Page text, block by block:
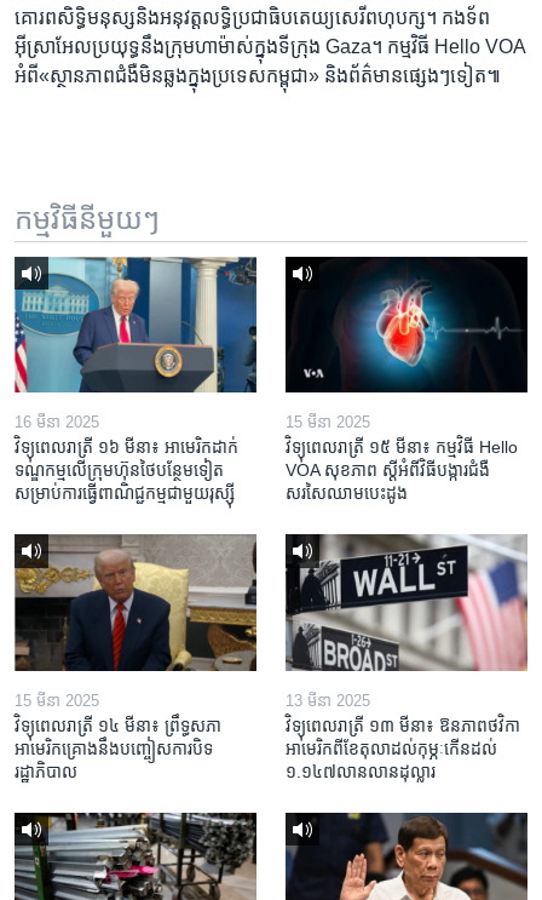
គោរព​សិទ្ធិ​មនុស្ស​និង​អនុវត្ត​លទ្ធិប្រជាធិបតេយ្យ​សេរី​ពហុបក្ស។ កងទ័ព​
អ៊ីស្រាអែល​​ប្រយុទ្ធ​នឹង​​ក្រុមហាម៉ាស់​ក្នុង​ទីក្រុង​ Gaza។ កម្មវិធី Hello VOA
​អំពី«​ស្ថានភាព​ជំងឺ​មិន​ឆ្លង​ក្នុង​ប្រទេស​កម្ពុជា» និង​ព័ត៌មាន​ផ្សេងៗ​ទៀត៕
កម្មវិធី​នីមួយៗ
16 មីនា 2025
វិទ្យុពេលរាត្រី ១៦ មីនា៖ អាមេរិក​ដាក់​
ទណ្ឌកម្ម​លើ​ក្រុមហ៊ុន​ថៃ​បន្ថែម​ទៀត​
សម្រាប់​ការ​ធ្វើ​ពាណិជ្ជកម្ម​ជាមួយ​រុស្ស៊ី
15 មីនា 2025
វិទ្យុពេលរាត្រី ១៥ មីនា៖ កម្មវិធី ​Hello
VOA សុខភាព ស្ដី​អំពី​វិធី​បង្ការ​ជំងឺ​
សរសៃ​ឈាម​បេះដូង
15 មីនា 2025
វិទ្យុពេលរាត្រី ១៤ មីនា៖ ព្រឹទ្ធសភា
អាមេរិកគ្រោងនឹងបញ្ចៀសការបិទ
រដ្ឋាភិបាល
13 មីនា 2025
វិទ្យុពេលរាត្រី ១៣ មីនា៖ ឱនភាព​ថវិកា​
អាមេរិក​ពី​ខែ​តុលា​ដល់​កុម្ភៈ​កើន​ដល់​
១.១៤៧​លានលាន​ដុល្លារ